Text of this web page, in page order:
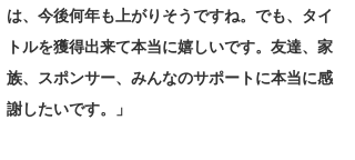
は、今後何年も上がりそうですね。でも、タイ
トルを獲得出来て本当に嬉しいです。友達、家
族、スポンサー、みんなのサポートに本当に感
謝したいです。」